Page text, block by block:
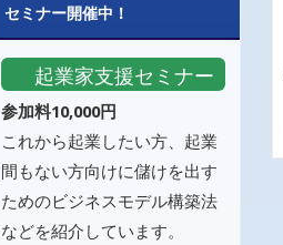
セミナー開催中！
起業家支援セミナー
参加料10,000円
これから起業したい方、起業
間もない方向けに儲けを出す
ためのビジネスモデル構築法
などを紹介しています。